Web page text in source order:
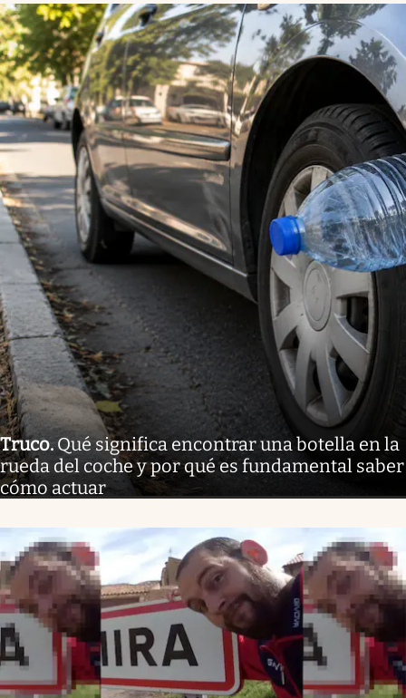
Truco. Qué significa encontrar una botella en la
rueda del coche y por qué es fundamental saber
cómo actuar